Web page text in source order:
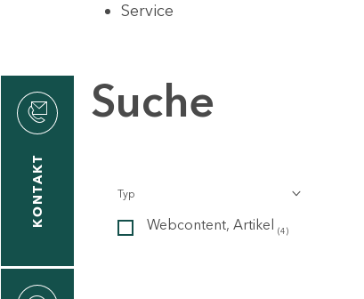
Service
KONTAKT
Suche
Typ
Webcontent, Artikel (4)